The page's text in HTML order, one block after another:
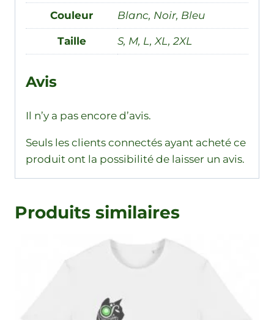
Couleur Blanc, Noir, Bleu
Taille S, M, L, XL, 2XL
Avis
Il n’y a pas encore d’avis.
Seuls les clients connectés ayant acheté ce
produit ont la possibilité de laisser un avis.
Produits similaires